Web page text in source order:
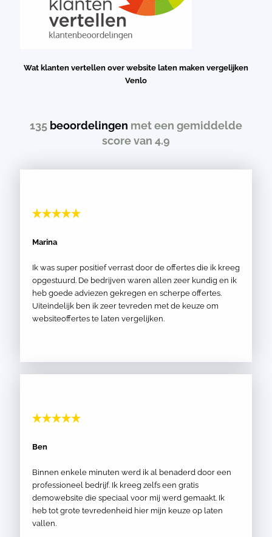
Wat klanten vertellen over website laten maken vergelijken
Venlo
135 beoordelingen met een gemiddelde
score van 4.9
Marina
Ik was super positief verrast door de offertes die ik kreeg
opgestuurd. De bedrijven waren allen zeer kundig en ik
heb goede adviezen gekregen en scherpe offertes.
Uiteindelijk ben ik zeer tevreden met de keuze om
websiteoffertes te laten vergelijken.
Ben
Binnen enkele minuten werd ik al benaderd door een
professioneel bedrijf. Ik kreeg zelfs een gratis
demowebsite die speciaal voor mij werd gemaakt. Ik
heb tot grote tevredenheid hier mijn keuze op laten
vallen.